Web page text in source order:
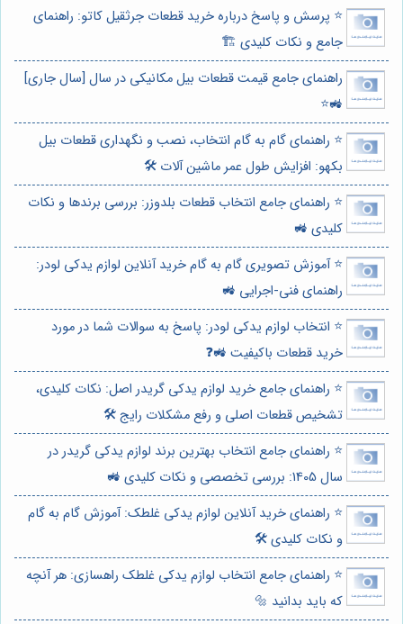
⭐️ پرسش و پاسخ درباره خرید قطعات جرثقیل کاتو: راهنمای
جامع و نکات کلیدی 🏗️
راهنمای جامع قیمت قطعات بیل مکانیکی در سال [سال جاری]
🚜⭐️
⭐️ راهنمای گام به گام انتخاب، نصب و نگهداری قطعات بیل
بکهو: افزایش طول عمر ماشین آلات 🛠️
⭐️ راهنمای جامع انتخاب قطعات بلدوزر: بررسی برندها و نکات
کلیدی 🚜
⭐️ آموزش تصویری گام به گام خرید آنلاین لوازم یدکی لودر:
راهنمای فنی-اجرایی 🚜
⭐️ انتخاب لوازم یدکی لودر: پاسخ به سوالات شما در مورد
خرید قطعات باکیفیت 🚜❓
⭐️ راهنمای جامع خرید لوازم یدکی گریدر اصل: نکات کلیدی،
تشخیص قطعات اصلی و رفع مشکلات رایج 🛠️
⭐️ راهنمای جامع انتخاب بهترین برند لوازم یدکی گریدر در
سال 1405: بررسی تخصصی و نکات کلیدی 🚜
⭐️ راهنمای خرید آنلاین لوازم یدکی غلطک: آموزش گام به گام
و نکات کلیدی 🛠️
⭐️ راهنمای جامع انتخاب لوازم یدکی غلطک راهسازی: هر آنچه
که باید بدانید 🔩